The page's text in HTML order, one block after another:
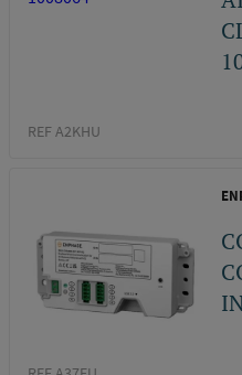
REF A2KHU